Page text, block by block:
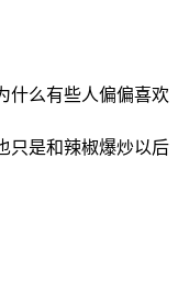
么有些人偏偏喜欢
只是和辣椒爆炒以后